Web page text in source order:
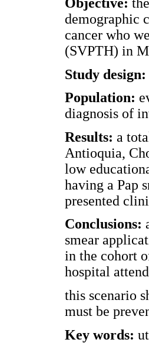
demographic
cancer who
(SVPTH) in
Study design:
Population:
diagnosis of
Results: a
Antioquia,
low
having a Pap
presented
Conclusions:
smear
in the cohort
hospital
this scenario
must be
Key words: